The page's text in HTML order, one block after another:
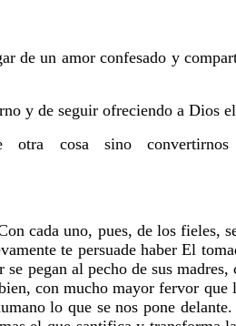
de un amor confesado y
y de seguir ofreciendo a Dios
cosa sino convertirnos
cada uno, pues, de los fieles,
te persuade haber El
pegan al pecho de sus
con mucho mayor fervor
lo que se nos pone